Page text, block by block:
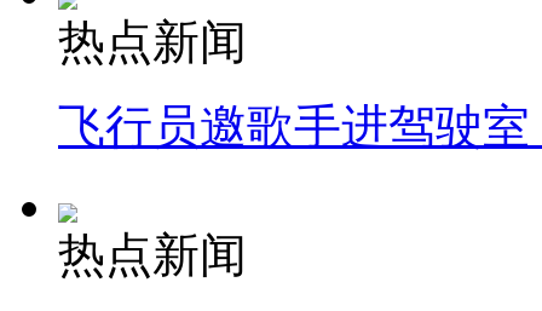
热点新闻
飞行员邀歌手进驾驶
热点新闻